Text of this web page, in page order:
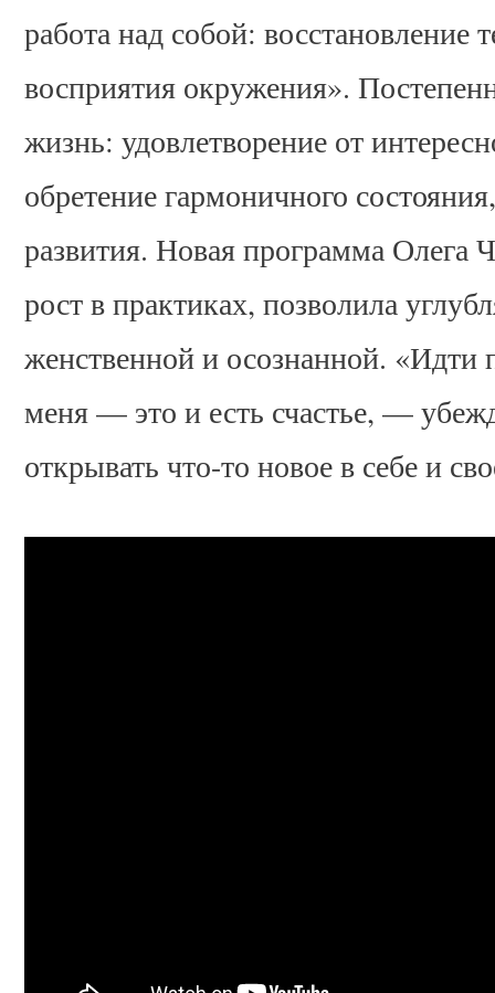
работа над собой:
восприятия окружения».
жизнь: удовлетворение от
обретение гармоничного
развития. Новая программа Олега
рост в практиках, позволила
женственной и осознанной. «Идти
меня — это и есть счастье, —
открывать что-то новое в себе и